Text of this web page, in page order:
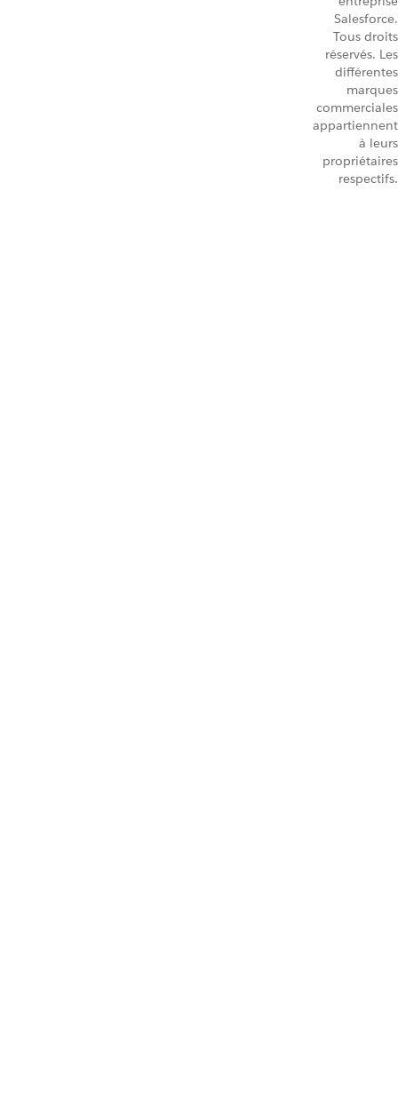
Salesforce.
Tous droits
réservés. Les
différentes
marques
commerciales
appartiennent
à leurs
propriétaires
respectifs.